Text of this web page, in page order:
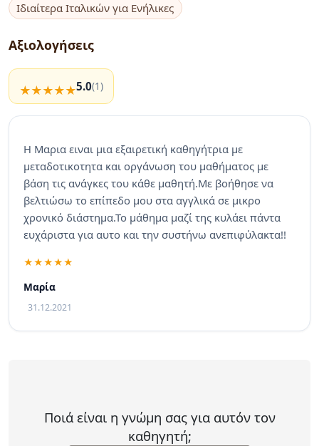
Ιδιαίτερα Ιταλικών για Ενήλικες
Αξιολογήσεις
5.0(1)
Η Μαρια ειναι μια εξαιρετική καθηγήτρια με
μεταδοτικοτητα και οργάνωση του μαθήματος με
βάση τις ανάγκες του κάθε μαθητή.Με βοήθησε να
βελτιώσω το επίπεδο μου στα αγγλικά σε μικρο
χρονικό διάστημα.Το μάθημα μαζί της κυλάει πάντα
ευχάριστα για αυτο και την συστήνω ανεπιφύλακτα!!
Μαρία
31.12.2021
Ποιά είναι η γνώμη σας για αυτόν τον
καθηγητή;